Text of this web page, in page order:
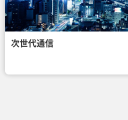
次世代通信